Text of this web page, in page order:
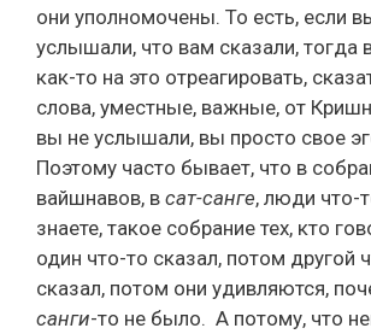
они уполномочены. То есть, если
услышали, что вам сказали, тогда
как-то на это отреагировать,
слова, уместные, важные, от
вы не услышали, вы просто свое
Поэтому часто бывает, что в
вайшнавов, в сат-санге, люди что-
знаете, такое собрание тех, кто
один что-то сказал, потом другой
сказал, потом они удивляются,
санги-то не было. А потому, что